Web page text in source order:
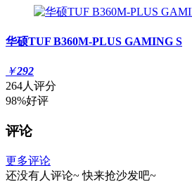
华硕TUF B360M-PLUS GAMING S
￥292
264人评分
98%好评
评论
更多评论
还没有人评论~ 快来抢沙发吧~